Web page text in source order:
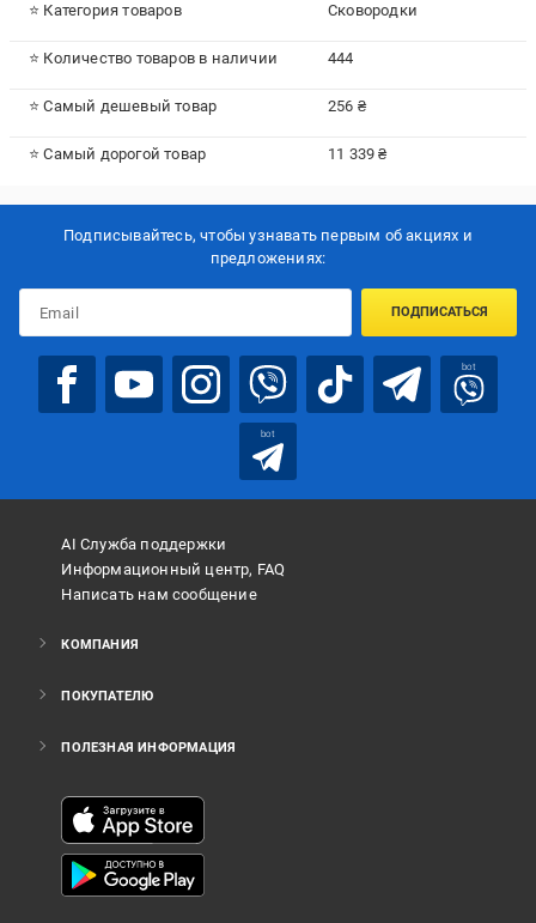
⭐ Категория товаров Сковородки
⭐ Количество товаров в наличии 444
⭐ Самый дешевый товар 256 ₴
⭐ Самый дорогой товар 11 339 ₴
Подписывайтесь, чтобы узнавать первым об акцияx и
предложениях:
ПОДПИСАТЬСЯ
bot
bot
AI Служба поддержки
Информационный центр, FAQ
Написать нам сообщение
КОМПАНИЯ
ПОКУПАТЕЛЮ
ПОЛЕЗНАЯ ИНФОРМАЦИЯ